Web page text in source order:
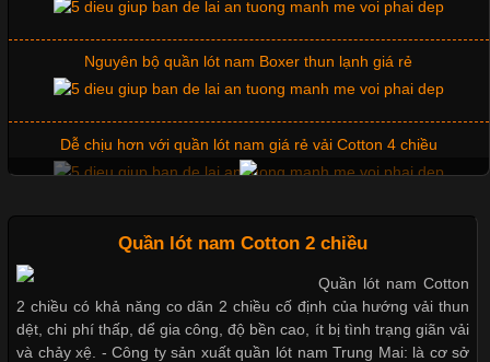
Cập nhật 2026-05-27 17:03:46
Vải Lycra Là Gì? Chất Liệu Co Giãn Được Ưa Chuộng Trong
Ngành May Mặc Trong ngành thời trang hiện đại, các loại vải có
khả năng co giãn tốt ngày càng được ưa chuộng nhằm mang lại
cảm giác thoải mái cho người mặc. Trong đó, vải Lycra là một
trong những chất liệu nổi bật nhờ độ đàn hồi cao,
Chất Liệu Bamboo Xu Hướng Mới Trong Ngành Thời Trang
Cập nhật 2026-05-21 14:59:25
Nguyên bộ quần lót nam Boxer thun lạnh giá rẻ
Dễ chịu hơn với quần lót nam giá rẻ vải Cotton 4 chiều
Thị hiều quần lót nam bơi lội nam và nữ 2017
Quần lót nam Cotton 2 chiều
Quần lót nam Cotton
2 chiều có khả năng co dãn 2 chiều cố định của hướng vải thun
dệt, chi phí thấp, dể gia công, độ bền cao, ít bị tình trạng giãn vải
và chảy xệ. - Công ty sản xuất quần lót nam Trung Mai: là cơ sở